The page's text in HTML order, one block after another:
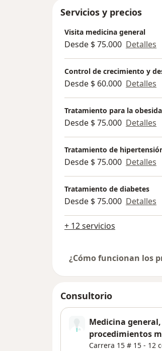
Servicios y precios
Visita medicina general
Desde $ 75.000 Detalles
Control de crecimiento y
Desde $ 60.000 Detalles
Tratamiento para la
Desde $ 75.000 Detalles
Tratamiento de
Desde $ 75.000 Detalles
Tratamiento de diabetes
Desde $ 75.000 Detalles
+ 12 servicios
¿Cómo funcionan los
Consultorio
Medicina
procedimientos
Carrera 15 # 15 - 12